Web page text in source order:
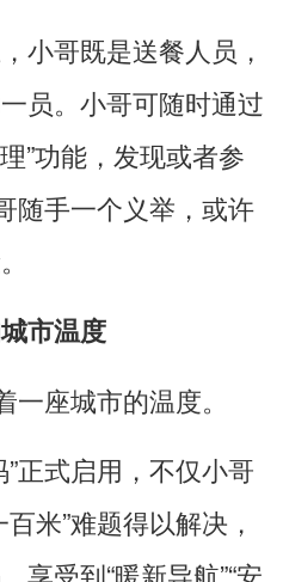
哥既是送餐人员，
员。小哥可随时通过
”功能，发现或者参
随手一个义举，或许
市温度
座城市的温度。
式启用，不仅小哥
米”难题得以解决，
享受到“暖新导航”“安